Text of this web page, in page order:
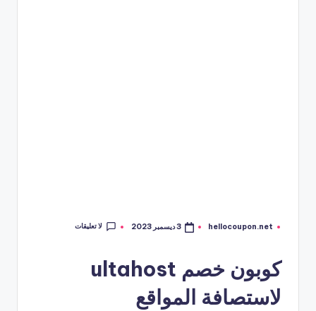
تمّ
hellocoupon.net 3 ديسمبر 2023 لا تعليقات
كوبون خصم ultahost
لاستصافة المواقع